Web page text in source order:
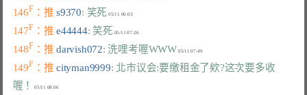
146F ：推 s9370: 笑死 05/11 06:03
147F ：推 e44444: 笑死 05/11 07:26
148F ：推 darvish072: 洗哩考喔WWW 05/11 07:49
149F ：推 cityman9999: 北市议会:要缴租金了欸?这次要多收
喔！
05/11 08:06